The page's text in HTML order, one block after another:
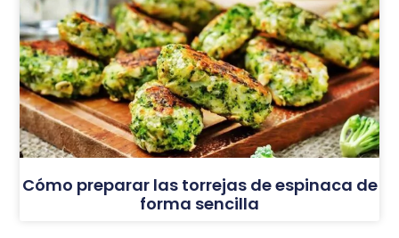
Cómo preparar las torrejas de espinaca de
forma sencilla